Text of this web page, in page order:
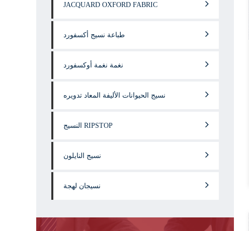
JACQUARD OXFORD FABRIC
طباعة نسيج أكسفورد
نغمة نغمة أوكسفورد
نسيج الحيوانات الأليفة المعاد تدويره
النسيج RIPSTOP
نسيج النايلون
نسيجان لهجة